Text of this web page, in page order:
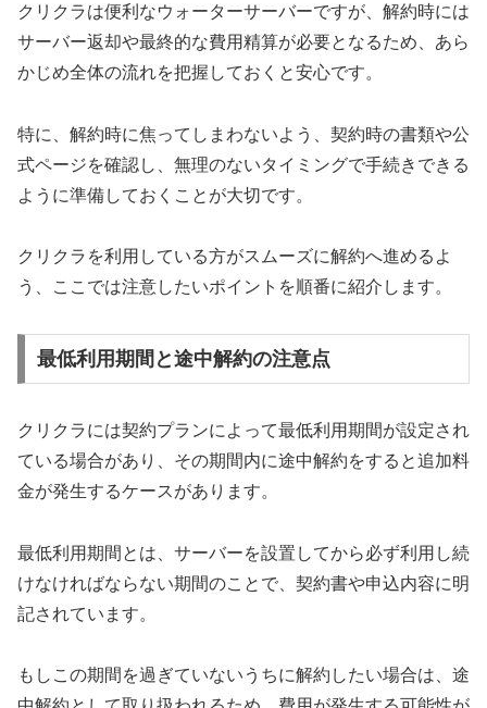
クリクラは便利なウォーターサーバーですが、解約時には
サーバー返却や最終的な費用精算が必要となるため、あら
かじめ全体の流れを把握しておくと安心です。
特に、解約時に焦ってしまわないよう、契約時の書類や公
式ページを確認し、無理のないタイミングで手続きできる
ように準備しておくことが大切です。
クリクラを利用している方がスムーズに解約へ進めるよ
う、ここでは注意したいポイントを順番に紹介します。
最低利用期間と途中解約の注意点
クリクラには契約プランによって最低利用期間が設定され
ている場合があり、その期間内に途中解約をすると追加料
金が発生するケースがあります。
最低利用期間とは、サーバーを設置してから必ず利用し続
けなければならない期間のことで、契約書や申込内容に明
記されています。
もしこの期間を過ぎていないうちに解約したい場合は、途